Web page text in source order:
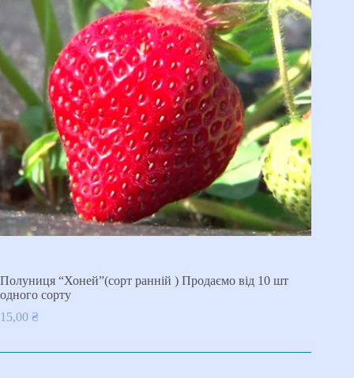
Полуниця “Хоней”(сорт ранній ) Продаємо від 10 шт
одного сорту
15,00 ₴